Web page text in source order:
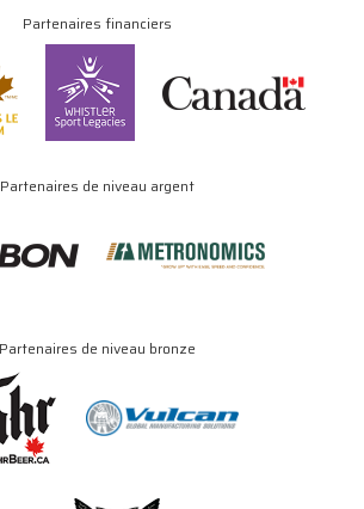
Partenaires financiers
Partenaires de niveau argent
Partenaires de niveau bronze